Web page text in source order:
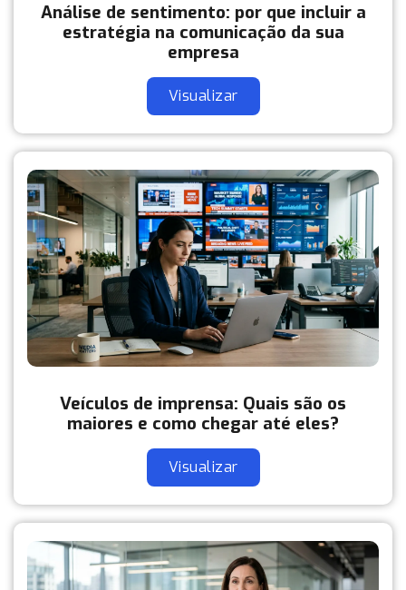
Análise de sentimento: por que incluir a
estratégia na comunicação da sua
empresa
Visualizar
Veículos de imprensa: Quais são os
maiores e como chegar até eles?
Visualizar